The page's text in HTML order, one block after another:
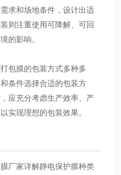
求和场地条件，设计出适
则注重使用可降解、可回
的影响。
膜的包装方式多种多
条件选择合适的包装方
应充分考虑生产效率、产
实现理想的包装效果。
厂家详解静电保护膜种类